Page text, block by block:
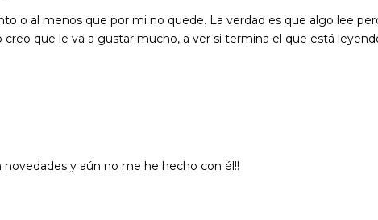
o al menos que por mi no quede. La verdad es que algo lee
creo que le va a gustar mucho, a ver si termina el que está
y aún no me he hecho con él!!